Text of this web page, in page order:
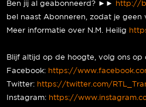
Ben jij al geabonneerd? ►► http://
bel naast Abonneren, zodat je geen
Meer informatie over N.M. Heilig
Blijf altijd op de hoogte, volg ons op
Facebook: https://
Twitter: https://twitter.com/
Instagram: https://